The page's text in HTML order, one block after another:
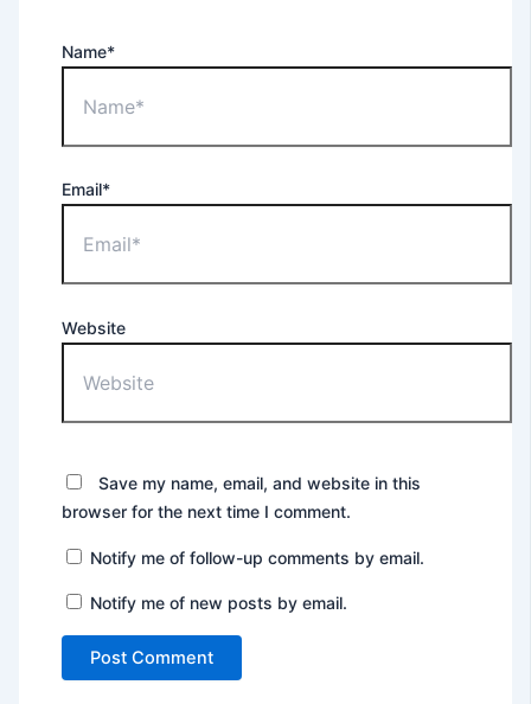
Name*
Email*
Website
Save my name, email, and website in this
browser for the next time I comment.
Notify me of follow-up comments by email.
Notify me of new posts by email.